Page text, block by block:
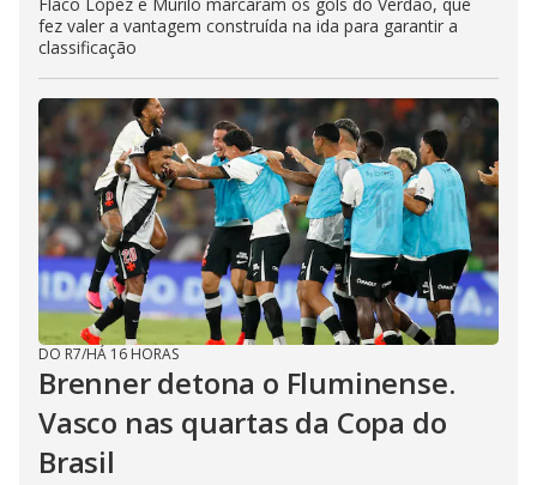
fez valer a vantagem construída na ida para garantir a
classificação
DO R7/HÁ 16 HORAS
Brenner detona o Fluminense.
Vasco nas quartas da Copa do
Brasil